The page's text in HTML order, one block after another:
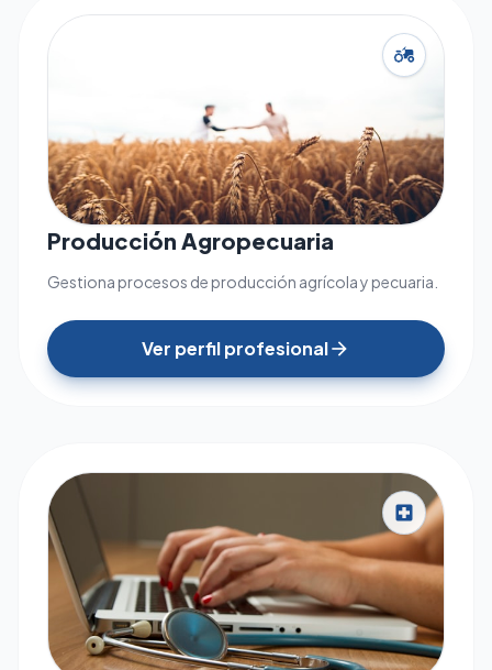
agriculture
Producción Agropecuaria
Gestiona procesos de producción agrícola y pecuaria.
Ver perfil profesionalarrow_forward
local_hospital